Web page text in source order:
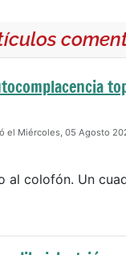
el Miércoles, 05 Agosto
al colofón. Un